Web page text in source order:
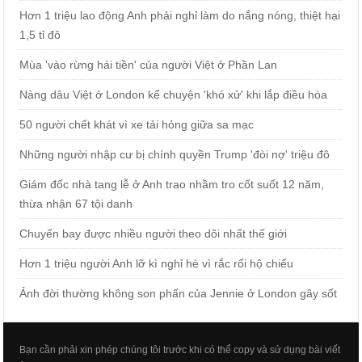
Hơn 1 triệu lao động Anh phải nghỉ làm do nắng nóng, thiệt hại
1,5 tỉ đô
Mùa 'vào rừng hái tiền' của người Việt ở Phần Lan
Nàng dâu Việt ở London kể chuyện 'khó xử' khi lắp điều hòa
50 người chết khát vì xe tải hỏng giữa sa mạc
Những người nhập cư bị chính quyền Trump 'đòi nợ' triệu đô
Giám đốc nhà tang lễ ở Anh trao nhầm tro cốt suốt 12 năm,
thừa nhận 67 tội danh
Chuyến bay được nhiều người theo dõi nhất thế giới
Hơn 1 triệu người Anh lỡ kì nghỉ hè vì rắc rối hộ chiếu
Ảnh đời thường không son phấn của Jennie ở London gây sốt
Bạn cần phải xin phép chúng tôi trước khi có thể copy và sử dụng bài viết